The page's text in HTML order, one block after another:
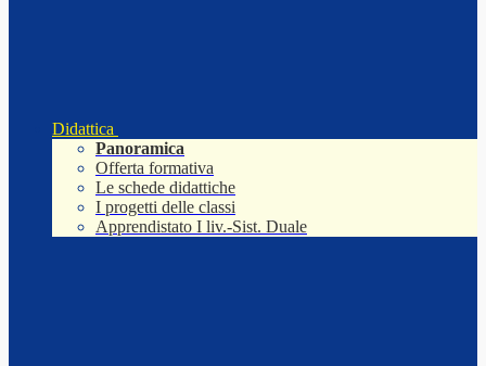
Didattica
Panoramica
Offerta formativa
Le schede didattiche
I progetti delle classi
Apprendistato I liv.-Sist. Duale